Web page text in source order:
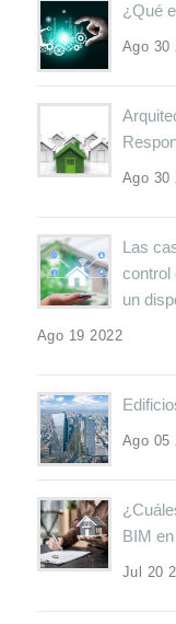
¿Qué
Ago 30
Ago 30
Las
control
un
Ago 19 2022
Ago 05
BIM
Jul 20